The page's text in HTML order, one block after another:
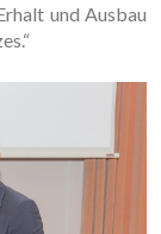
und Ausbau